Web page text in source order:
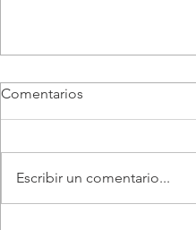
Comentarios
Escribir un comentario...